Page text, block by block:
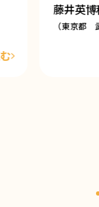
藤井英
（東京都